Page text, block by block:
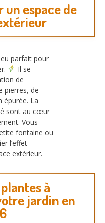
espace de
parfait pour
Il se
de
pierres, de
épurée. La
sont au cœur
Vous
fontaine ou
l’effet
extérieur.
à
jardin en